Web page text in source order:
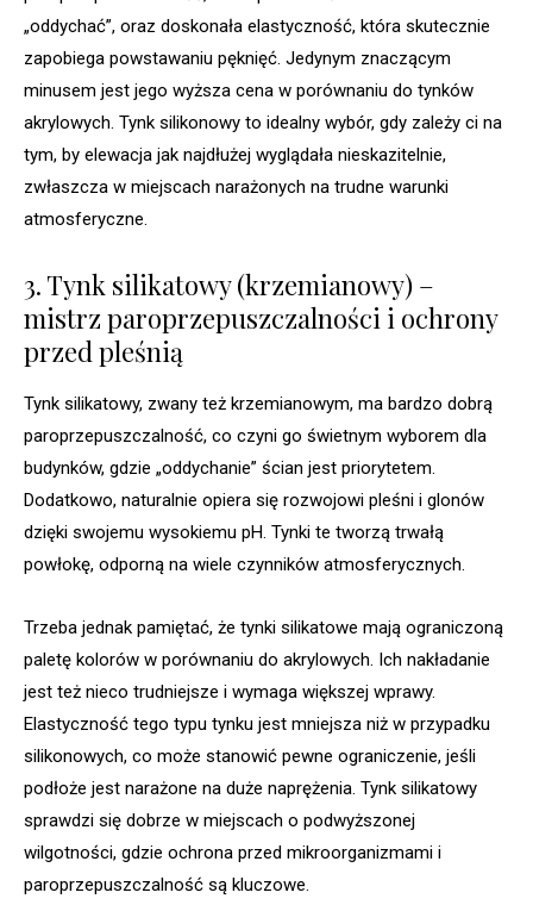
„oddychać”, oraz doskonała elastyczność, która skutecznie
zapobiega powstawaniu pęknięć. Jedynym znaczącym
minusem jest jego wyższa cena w porównaniu do tynków
akrylowych. Tynk silikonowy to idealny wybór, gdy zależy ci na
tym, by elewacja jak najdłużej wyglądała nieskazitelnie,
zwłaszcza w miejscach narażonych na trudne warunki
atmosferyczne.
3. Tynk silikatowy (krzemianowy) –
mistrz paroprzepuszczalności i ochrony
przed pleśnią
Tynk silikatowy, zwany też krzemianowym, ma bardzo dobrą
paroprzepuszczalność, co czyni go świetnym wyborem dla
budynków, gdzie „oddychanie” ścian jest priorytetem.
Dodatkowo, naturalnie opiera się rozwojowi pleśni i glonów
dzięki swojemu wysokiemu pH. Tynki te tworzą trwałą
powłokę, odporną na wiele czynników atmosferycznych.
Trzeba jednak pamiętać, że tynki silikatowe mają ograniczoną
paletę kolorów w porównaniu do akrylowych. Ich nakładanie
jest też nieco trudniejsze i wymaga większej wprawy.
Elastyczność tego typu tynku jest mniejsza niż w przypadku
silikonowych, co może stanowić pewne ograniczenie, jeśli
podłoże jest narażone na duże naprężenia. Tynk silikatowy
sprawdzi się dobrze w miejscach o podwyższonej
wilgotności, gdzie ochrona przed mikroorganizmami i
paroprzepuszczalność są kluczowe.